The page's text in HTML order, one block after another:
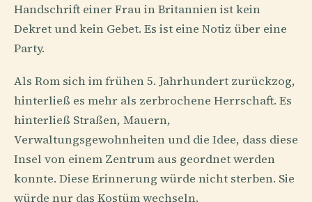
Handschrift einer Frau in Britannien ist kein
Dekret und kein Gebet. Es ist eine Notiz über eine
Party.
Als Rom sich im frühen 5. Jahrhundert zurückzog,
hinterließ es mehr als zerbrochene Herrschaft. Es
hinterließ Straßen, Mauern,
Verwaltungsgewohnheiten und die Idee, dass diese
Insel von einem Zentrum aus geordnet werden
konnte. Diese Erinnerung würde nicht sterben. Sie
würde nur das Kostüm wechseln.